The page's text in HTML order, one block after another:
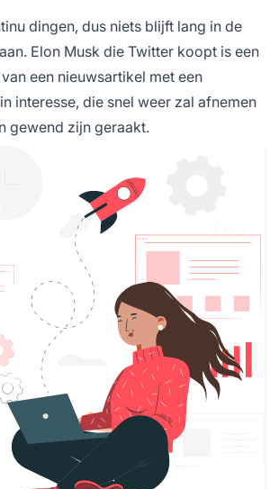
dingen, dus niets blijft lang in de
Elon Musk die Twitter koopt is een
een nieuwsartikel met een
interesse, die snel weer zal afnemen
gewend zijn geraakt.